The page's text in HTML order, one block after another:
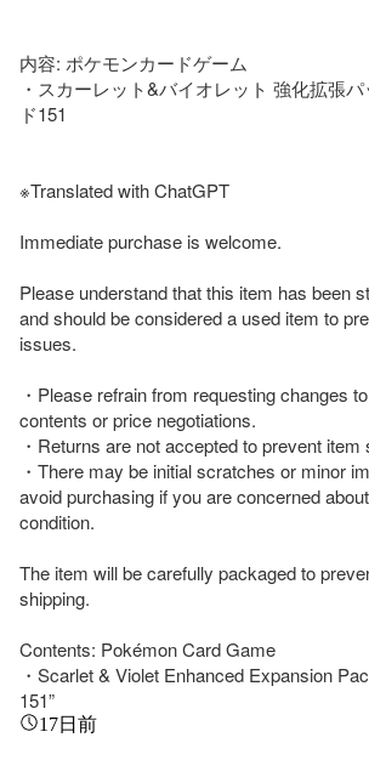
内容: ポケモンカードゲーム
・スカーレット&バイオレット 強化拡張
ド151
※Translated with ChatGPT
Immediate purchase is welcome.
Please understand that this item has been
and should be considered a used item to
issues.
・Please refrain from requesting changes
contents or price negotiations.
・Returns are not accepted to prevent item
・There may be initial scratches or minor
avoid purchasing if you are concerned
condition.
The item will be carefully packaged to
shipping.
Contents: Pokémon Card Game
・Scarlet & Violet Enhanced Expansion
151”
17日前